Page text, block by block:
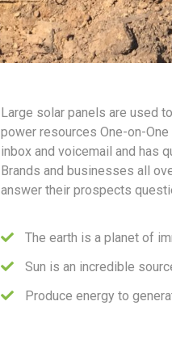
Large solar panels are used
power resources One-on-
inbox and voicemail and has
Brands and businesses all
answer their prospects
The earth is a planet of
Sun is an incredible
Produce energy to